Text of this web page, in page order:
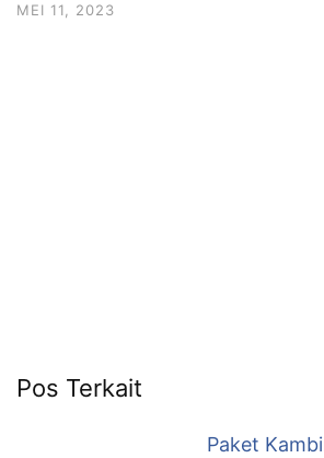
MEI 11, 2023
Pos Terkait
Paket